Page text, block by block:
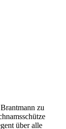
zu
über alle